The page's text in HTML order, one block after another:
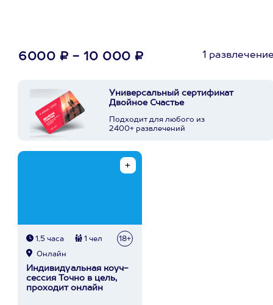
6000 ₽ - 10 000 ₽ 1
Универсальный сертификат
Двойное Счастье
Подходит для любого из
2400+ развлечений
1,5 часа 1 чел 18+
Онлайн
Индивидуальная коуч-
сессия Точно в цель,
проходит онлайн